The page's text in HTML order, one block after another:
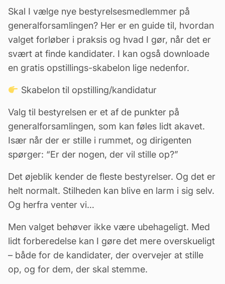
Skal I vælge nye bestyrelsesmedlemmer på
generalforsamlingen? Her er en guide til, hvordan
valget forløber i praksis og hvad I gør, når det er
svært at finde kandidater. I kan også downloade
en gratis opstillings-skabelon lige nedenfor.
Skabelon til opstilling/kandidatur
Valg til bestyrelsen er et af de punkter på
generalforsamlingen, som kan føles lidt akavet.
Især når der er stille i rummet, og dirigenten
spørger: “Er der nogen, der vil stille op?”
Det øjeblik kender de fleste bestyrelser. Og det er
helt normalt. Stilheden kan blive en larm i sig selv.
Og herfra venter vi…
Men valget behøver ikke være ubehageligt. Med
lidt forberedelse kan I gøre det mere overskueligt
– både for de kandidater, der overvejer at stille
op, og for dem, der skal stemme.